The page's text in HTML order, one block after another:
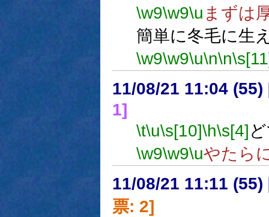
\w9\w9\u まずは
簡単に冬毛に生
\w9\w9\u\n\n
11/08/21 11:04 (55)
1]
\t\u\s[10]\h\s[4]
\w9\w9\uやたら
11/08/21 11:11 (55)
票: 2]